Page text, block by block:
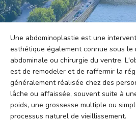
Une abdominoplastie est une
esthétique également connue sous le
abdominale ou chirurgie du ventre.
est de remodeler et de raffermir la
généralement réalisée chez des
lâche ou affaissée, souvent suite à
poids, une grossesse multiple ou
processus naturel de vieillissement.